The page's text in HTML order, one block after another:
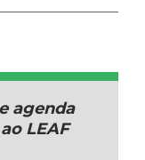
agenda
LEAF